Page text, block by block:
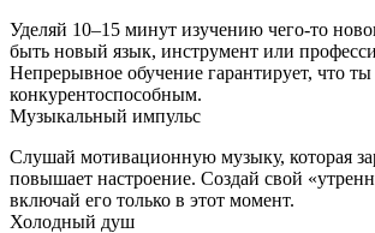
Уделяй 10–15 минут изучению чего‑то
быть новый язык, инструмент или
Непрерывное обучение гарантирует, что ты
конкурентоспособным.
Музыкальный импульс
Слушай мотивационную музыку, которая
повышает настроение. Создай свой
включай его только в этот момент.
Холодный душ